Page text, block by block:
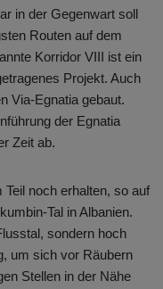
in der Gegenwart soll
Routen auf dem
Korridor VIII ist ein
Projekt. Auch
Via-Egnatia gebaut.
der Egnatia
Zeit ab.
noch erhalten, so auf
Tal in Albanien.
sondern hoch
um sich vor Räubern
Stellen in der Nähe